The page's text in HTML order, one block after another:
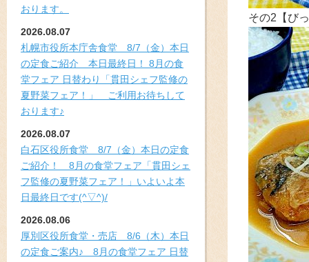
おります。
2026.08.07
札幌市役所本庁舎食堂 8/7（金）本日
の定食ご紹介 本日最終日！ 8月の食
堂フェア 日替わり「貫田シェフ監修の
夏野菜フェア！」 ご利用お待ちして
おります♪
2026.08.07
白石区役所食堂 8/7（金）本日の定食
ご紹介！ 8月の食堂フェア「貫田シェ
フ監修の夏野菜フェア！」いよいよ本
日最終日です(^▽^)/
2026.08.06
厚別区役所食堂・売店 8/6（木）本日
の定食ご案内♪ 8月の食堂フェア 日替
その2【び